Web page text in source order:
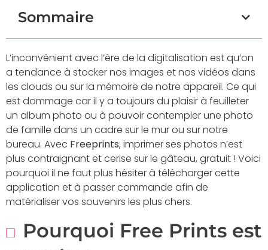
Sommaire
L’inconvénient avec l’ère de la digitalisation est qu’on
a tendance à stocker nos images et nos vidéos dans
les clouds ou sur la mémoire de notre appareil. Ce qui
est dommage car il y a toujours du plaisir à feuilleter
un album photo ou à pouvoir contempler une photo
de famille dans un cadre sur le mur ou sur notre
bureau. Avec Freeprints, imprimer ses photos n’est
plus contraignant et cerise sur le gâteau, gratuit ! Voici
pourquoi il ne faut plus hésiter à télécharger cette
application et à passer commande afin de
matérialiser vos souvenirs les plus chers.
Pourquoi Free Prints est